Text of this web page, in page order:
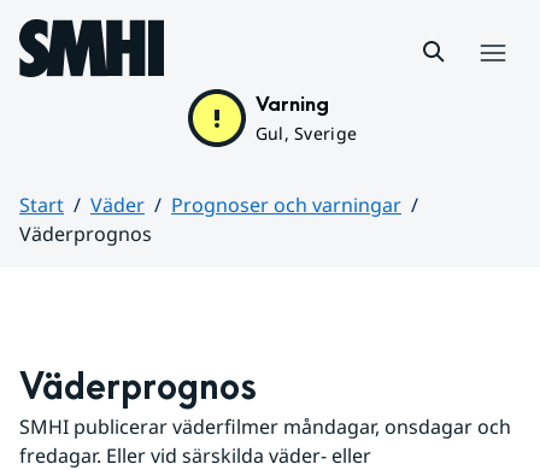
Hoppa till sidans innehåll
Varning
Gul, Sverige
Start Väder
Prognoser och varningar
Väderprognos
Väderprognos
SMHI publicerar väderfilmer måndagar, onsdagar och
fredagar. Eller vid särskilda väder- eller